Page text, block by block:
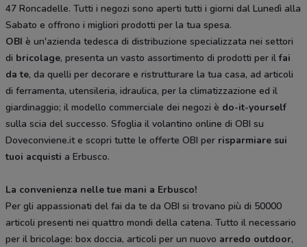
47 Roncadelle. Tutti i negozi sono aperti tutti i giorni dal Lunedì alla
Sabato e offrono i migliori prodotti per la tua spesa.
OBI è un'azienda tedesca di distribuzione specializzata nei settori
di bricolage, presenta un vasto assortimento di prodotti per ilfai
da te, da quelli per decorare e ristrutturare la tua casa, ad articoli
di ferramenta, utensileria, idraulica, per la climatizzazione ed il
giardinaggio; il modello commerciale dei negozi è do-it-yourself
sulla scia del successo. Sfoglia il volantino online di OBI su
Doveconviene.it e scopri tutte le offerte OBI per risparmiare sui
tuoi acquisti a Erbusco.
La convenienza nelle tue mani a Erbusco!
Per gli appassionati del fai da te da OBI si trovano più di 50000
articoli presenti nei quattro mondi della catena. Tutto il necessario
per il bricolage: box doccia, articoli per un nuovo arredo outdoor,